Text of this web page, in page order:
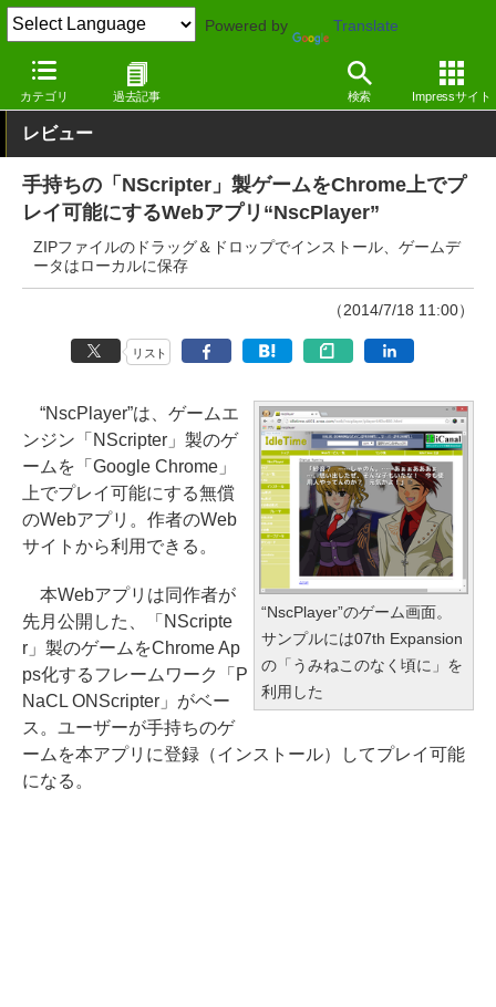
Powered by Translate
カテゴリ 過去記事 検索 Impressサイト
窓の杜 エンタメ ゲーム Google Chrome拡張機能
レビュー
手持ちの「NScripter」製ゲームをChrome上でプ
レイ可能にするWebアプリ“NscPlayer”
ZIPファイルのドラッグ＆ドロップでインストール、ゲームデ
ータはローカルに保存
（2014/7/18 11:00）
リスト
“NscPlayer”のゲーム画面。
サンプルには07th Expansion
の「うみねこのなく頃に」を
利用した
“NscPlayer”は、ゲームエ
ンジン「NScripter」製のゲ
ームを「Google Chrome」
上でプレイ可能にする無償
のWebアプリ。作者のWeb
サイトから利用できる。
本Webアプリは同作者が
先月公開した、「NScripte
r」製のゲームをChrome Ap
ps化するフレームワーク「P
NaCL ONScripter」がベー
ス。ユーザーが手持ちのゲ
ームを本アプリに登録（インストール）してプレイ可能
になる。